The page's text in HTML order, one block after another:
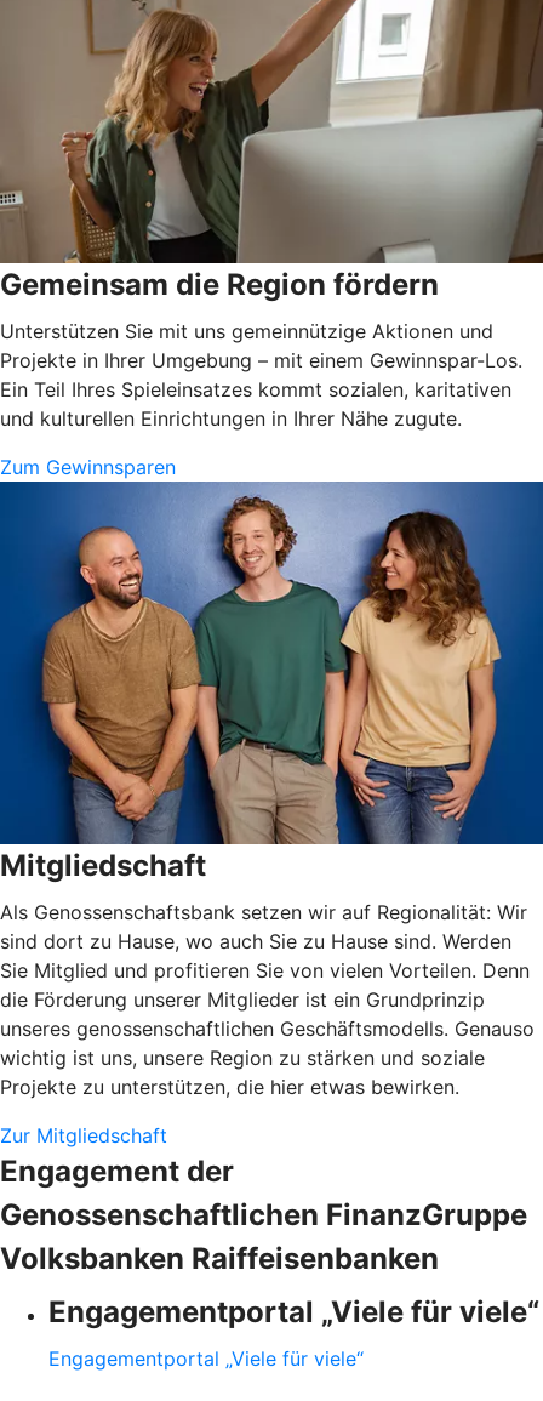
Gemeinsam die Region fördern
Unterstützen Sie mit uns gemeinnützige Aktionen und
Projekte in Ihrer Umgebung – mit einem Gewinnspar-Los.
Ein Teil Ihres Spieleinsatzes kommt sozialen, karitativen
und kulturellen Einrichtungen in Ihrer Nähe zugute.
Zum Gewinnsparen
Mitgliedschaft
Als Genossenschaftsbank setzen wir auf Regionalität: Wir
sind dort zu Hause, wo auch Sie zu Hause sind. Werden
Sie Mitglied und profitieren Sie von vielen Vorteilen. Denn
die Förderung unserer Mitglieder ist ein Grundprinzip
unseres genossenschaftlichen Geschäftsmodells. Genauso
wichtig ist uns, unsere Region zu stärken und soziale
Projekte zu unterstützen, die hier etwas bewirken.
Zur Mitgliedschaft
Engagement der
Genossenschaftlichen FinanzGruppe
Volksbanken Raiffeisenbanken
Engagementportal „Viele für viele“
Engagementportal „Viele für viele“